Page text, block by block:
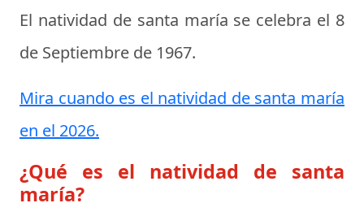
El natividad de santa maría se celebra el 8
de Septiembre de 1967.
Mira cuando es el natividad de santa maría
en el 2026.
¿Qué es el natividad de santa
maría?